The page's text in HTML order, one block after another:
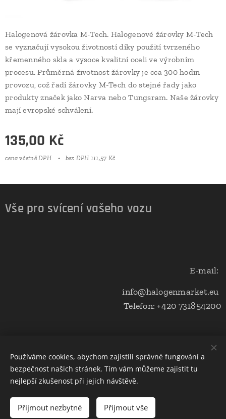
Halogenová žárovka M-Tech. Halogenové žárovky M-Tech
se vyznačují vysokou životností díky použití tvrzeného
křemenného skla a vysoce kvalitní oceli ve výrobním
procesu. Průměrná životnost žárovky je cca 300 hodin
provozu, což řadí žárovky M-Tech do stejné řady jako
produkty značek jako Narva nebo Tungsram. Naše žárovky
mají evropské schválení.
135,00 Kč
cena včetně DPH bez DPH 111,57 Kč
Do košíku
Vše pro svícení vašeho vozu
E-mail:
info@halogenmarket.eu
Telefon: +420 731854200
Obchodní podmínky a ochrana soukromí
Cookies
Používáme cookies, abychom zajistili správné fungování a
bezpečnost našich stránek. Tím vám můžeme zajistit tu
nejlepší zkušenost při jejich návštěvě.
Přijmout nezbytné Přijmout vše